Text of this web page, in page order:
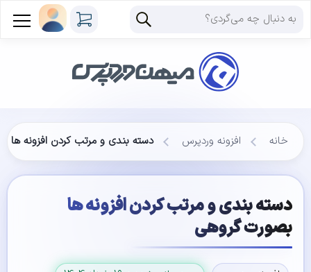
خانه افزونه وردپرس دسته بندی و مرتب کردن افزونه ها
دسته بندی و مرتب کردن افزونه ها
بصورت گروهی